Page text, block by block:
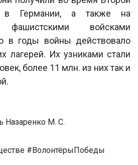
в Германии, а также на
фашистскими войсками
в годы войны действовало
лагерей. Их узниками стали
более 11 млн. из них так и
Назаренко М. С.
#ВолонтёрыПобеды